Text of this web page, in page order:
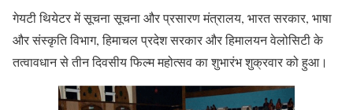
गेयटी थियेटर में सूचना सूचना और प्रसारण मंत्रालय, भारत सरकार, भाषा
और संस्कृति विभाग, हिमाचल प्रदेश सरकार और हिमालयन वेलोसिटी के
तत्वावधान से तीन दिवसीय फिल्म महोत्सव का शुभारंभ शुक्रवार को हुआ।